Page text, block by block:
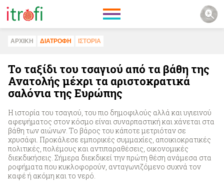
ΑΡΧΙΚΗ ΔΙΑΤΡΟΦΗ ΙΣΤΟΡΙΑ
Το ταξίδι του τσαγιού από τα βάθη της
Ανατολής μέχρι τα αριστοκρατικά
σαλόνια της Ευρώπης
Η ιστορία του τσαγιού, του πιο δημοφιλούς αλλά και υγιεινού
αφεψήματος στον κόσμο είναι συναρπαστική και χάνεται στα
βάθη των αιώνων. Το βάρος του κάποτε μετριόταν σε
χρυσάφι. Προκάλεσε εμπορικές συμμαχίες, αποικιοκρατικές
πολιτικές, πολέμους και αντιπαραθέσεις, οικονομικές
διεκδικήσεις. Σήμερα διεκδικεί την πρώτη θέση ανάμεσα στα
ροφήματα που κυκλοφορούν, ανταγωνιζόμενο συχνά τον
καφέ ή ακόμη και το νερό.